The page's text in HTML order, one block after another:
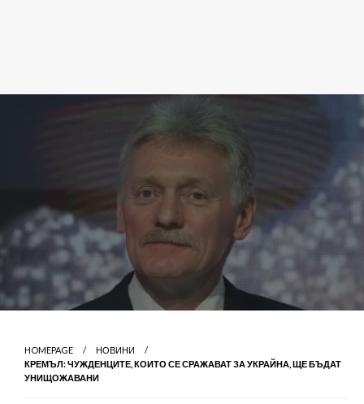
HOMEPAGE
НОВИНИ
КРЕМЪЛ: ЧУЖДЕНЦИТЕ, КОИТО СЕ СРАЖАВАТ ЗА УКРАЙНА, ЩЕ БЪДАТ
УНИЩОЖАВАНИ